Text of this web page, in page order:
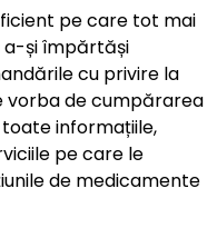
pe care tot mai
a-și împărtăși
cu privire la
vorba de cumpărarea
informațiile,
pe care le
de medicamente